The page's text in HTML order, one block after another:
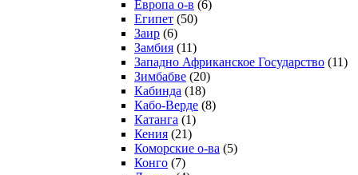
Европа о-в (6)
Египет (50)
Заир (6)
Замбия (11)
Западно Африканское Государство (11)
Зимбабве (20)
Кабинда (18)
Кабо-Верде (8)
Катанга (1)
Кения (21)
Коморcкие о-ва (5)
Конго (7)